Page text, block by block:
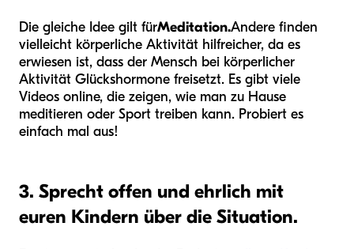
Die gleiche Idee gilt fürMeditation.Andere finden
vielleicht körperliche Aktivität hilfreicher, da es
erwiesen ist, dass der Mensch bei körperlicher
Aktivität Glückshormone freisetzt. Es gibt viele
Videos online, die zeigen, wie man zu Hause
meditieren oder Sport treiben kann. Probiert es
einfach mal aus!
3. Sprecht offen und ehrlich mit
euren Kindern über die Situation.